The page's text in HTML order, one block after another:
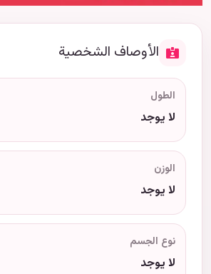
الأوصاف الشخصية
الطول
لا يوجد
الوزن
لا يوجد
نوع الجسم
لا يوجد